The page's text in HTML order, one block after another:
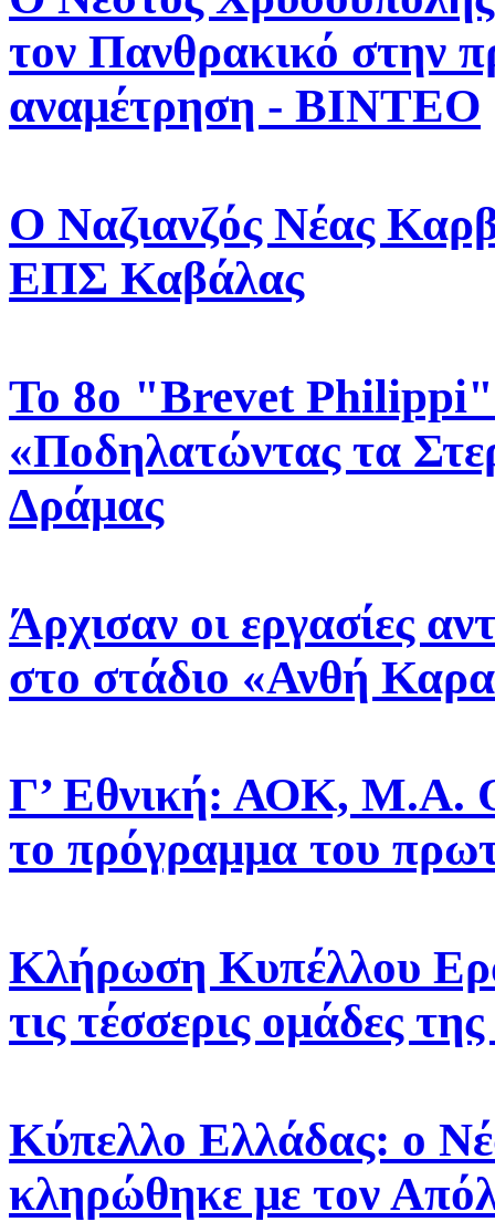
τον Πανθρακικό στην
αναμέτρηση - ΒΙΝΤΕΟ
Ο Ναζιανζός Νέας
ΕΠΣ Καβάλας
Το 8ο "Brevet Philippi"
«Ποδηλατώντας τα
Δράμας
Άρχισαν οι εργασίες
στο στάδιο «Ανθή
Γ’ Εθνική: ΑΟΚ, Μ.Α.
το πρόγραμμα του
Κλήρωση Κυπέλλου
τις τέσσερις ομάδες
Κύπελλο Ελλάδας: ο
κληρώθηκε με τον